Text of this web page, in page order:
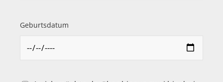
Geburtsdatum